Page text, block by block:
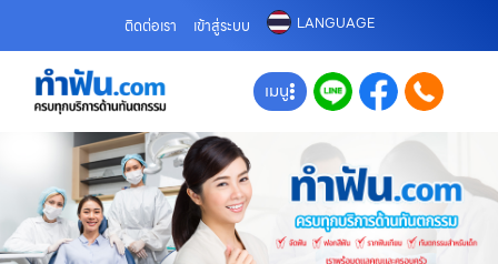
ติดต่อเรา เข้าสู่ระบบ LANGUAGE
เมนู